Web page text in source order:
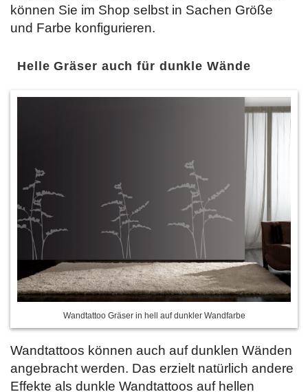
können Sie im Shop selbst in Sachen Größe
und Farbe konfigurieren.
Helle Gräser auch für dunkle Wände
Wandtattoo Gräser in hell auf dunkler Wandfarbe
Wandtattoos können auch auf dunklen Wänden
angebracht werden. Das erzielt natürlich andere
Effekte als dunkle Wandtattoos auf hellen